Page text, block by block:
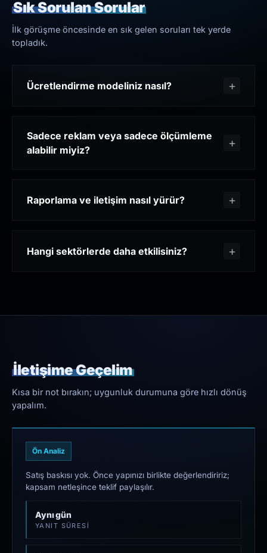
Sık Sorulan Sorular
İlk görüşme öncesinde en sık gelen soruları tek yerde
topladık.
Ücretlendirme modeliniz nasıl?
Sadece reklam veya sadece ölçümleme
alabilir miyiz?
Raporlama ve iletişim nasıl yürür?
Hangi sektörlerde daha etkilisiniz?
İletişime Geçelim
Kısa bir not bırakın; uygunluk durumuna göre hızlı dönüş
yapalım.
Ön Analiz
Satış baskısı yok. Önce yapınızı birlikte değerlendiririz;
kapsam netleşince teklif paylaşılır.
Aynı gün
YANIT SÜRESI